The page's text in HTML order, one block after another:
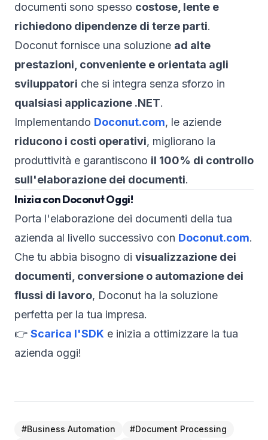
documenti sono spesso costose, lente e
richiedono dipendenze di terze parti.
Doconut fornisce una soluzione ad alte
prestazioni, conveniente e orientata agli
sviluppatori che si integra senza sforzo in
qualsiasi applicazione .NET.
Implementando Doconut.com, le aziende
riducono i costi operativi, migliorano la
produttività e garantiscono il 100% di controllo
sull'elaborazione dei documenti.
Inizia con Doconut Oggi!
Porta l'elaborazione dei documenti della tua
azienda al livello successivo con Doconut.com.
Che tu abbia bisogno di visualizzazione dei
documenti, conversione o automazione dei
flussi di lavoro, Doconut ha la soluzione
perfetta per la tua impresa.
👉 Scarica l'SDK e inizia a ottimizzare la tua
azienda oggi!
#Business Automation #Document Processing